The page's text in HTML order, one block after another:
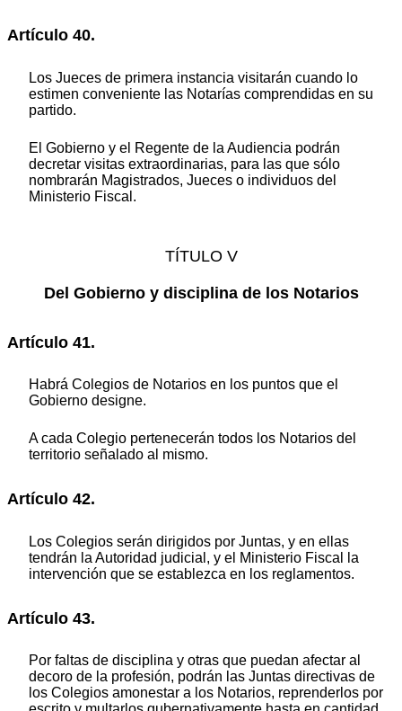
Artículo 40.
Los Jueces de primera instancia visitarán cuando lo
estimen conveniente las Notarías comprendidas en su
partido.
El Gobierno y el Regente de la Audiencia podrán
decretar visitas extraordinarias, para las que sólo
nombrarán Magistrados, Jueces o individuos del
Ministerio Fiscal.
TÍTULO V
Del Gobierno y disciplina de los Notarios
Artículo 41.
Habrá Colegios de Notarios en los puntos que el
Gobierno designe.
A cada Colegio pertenecerán todos los Notarios del
territorio señalado al mismo.
Artículo 42.
Los Colegios serán dirigidos por Juntas, y en ellas
tendrán la Autoridad judicial, y el Ministerio Fiscal la
intervención que se establezca en los reglamentos.
Artículo 43.
Por faltas de disciplina y otras que puedan afectar al
decoro de la profesión, podrán las Juntas directivas de
los Colegios amonestar a los Notarios, reprenderlos por